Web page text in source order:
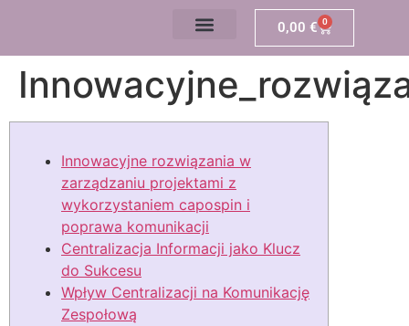
0,00 € 0
Innowacyjne rozwiązania w
zarządzaniu projektami z
wykorzystaniem capospin i
poprawa komunikacji
Centralizacja Informacji jako Klucz
do Sukcesu
Wpływ Centralizacji na Komunikację
Zespołową